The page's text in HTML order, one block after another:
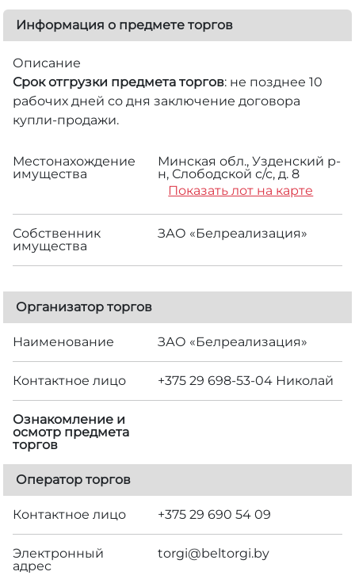
Информация о предмете торгов
Описание
Срок отгрузки предмета торгов: не позднее 10
рабочих дней со дня заключение договора
купли-продажи.
Местонахождение
имущества
Минская обл., Узденский р-
н, Слободской с/с, д. 8
Показать лот на карте
Собственник
имущества
ЗАО «Белреализация»
Организатор торгов
Наименование ЗАО «Белреализация»
Контактное лицо +375 29 698-53-04 Николай
Ознакомление и
осмотр предмета
торгов
Оператор торгов
Контактное лицо +375 29 690 54 09
Электронный
адрес
torgi@beltorgi.by